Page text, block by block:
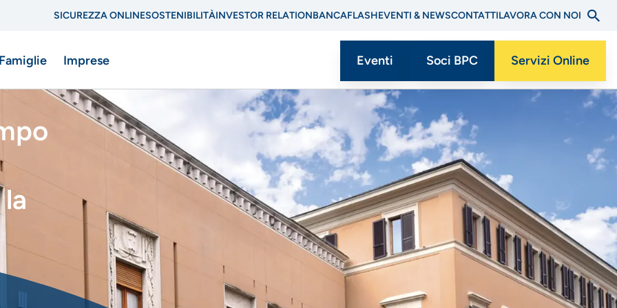
di
navigazione
SICUREZZA ONLINESOSTENIBILITÀINVESTOR RELATIONBANCAFLASHEVENTI & NEWSCONTATTILAVORA CON NOI
Imprese
Menu
CTA
Eventi Soci BPC Servizi Online